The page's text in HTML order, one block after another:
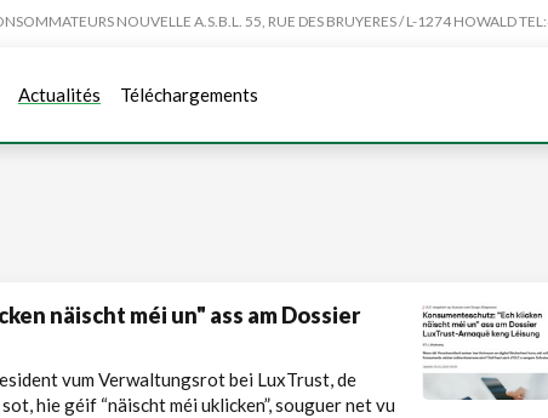
NOUVELLE A.S.B.L. 55, RUE DES BRUYERES / L-1274 HOWALD
Actualités Téléchargements
näischt méi un" ass am Dossier
vum Verwaltungsrot bei LuxTrust, de
hie géif “näischt méi uklicken”, souguer net vu